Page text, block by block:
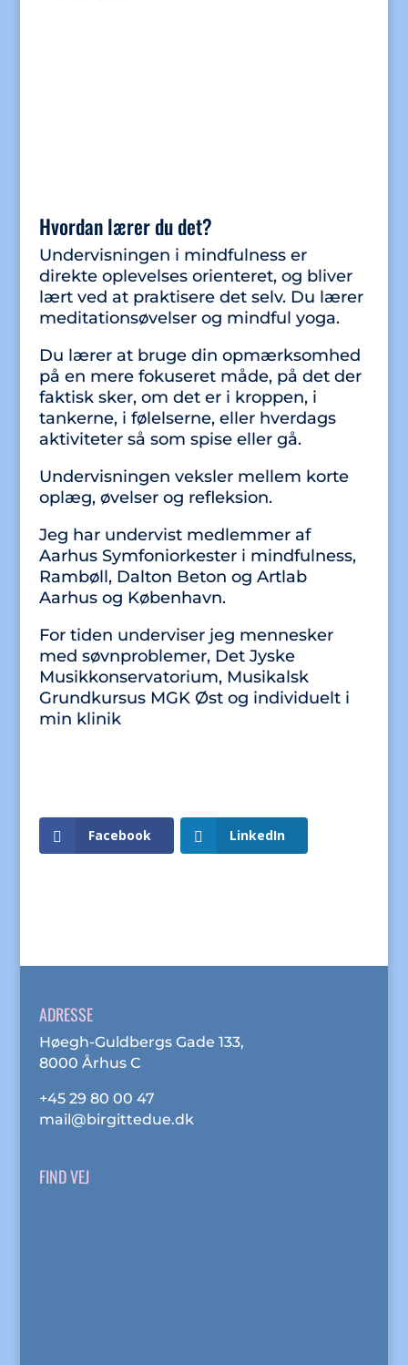
Hvordan lærer du det?
Undervisningen i mindfulness er
direkte oplevelses orienteret, og bliver
lært ved at praktisere det selv. Du lærer
meditationsøvelser og mindful yoga.
Du lærer at bruge din opmærksomhed
på en mere fokuseret måde, på det der
faktisk sker, om det er i kroppen, i
tankerne, i følelserne, eller hverdags
aktiviteter så som spise eller gå.
Undervisningen veksler mellem korte
oplæg, øvelser og refleksion.
Jeg har undervist medlemmer af
Aarhus Symfoniorkester i mindfulness,
Rambøll, Dalton Beton og Artlab
Aarhus og København.
For tiden underviser jeg mennesker
med søvnproblemer, Det Jyske
Musikkonservatorium, Musikalsk
Grundkursus MGK Øst og individuelt i
min klinik
Facebook LinkedIn
ADRESSE
Høegh-Guldbergs Gade 133,
8000 Århus C
+45 29 80 00 47
mail@birgittedue.dk
FIND VEJ